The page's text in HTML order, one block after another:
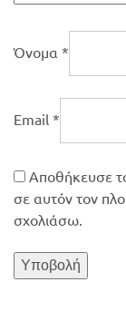
Όνομα *
Email *
Αποθήκευσε
σε αυτόν τον
σχολιάσω.